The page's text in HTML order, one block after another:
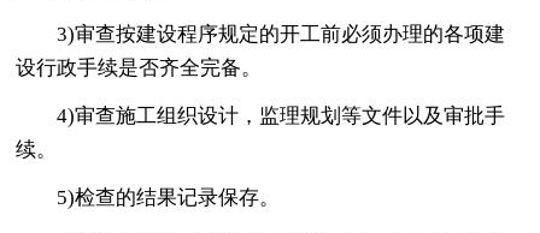
3)审查按建设程序规定的开工前必须办理的各项建
设行政手续是否齐全完备。
4)审查施工组织设计，监理规划等文件以及审批手
续。
5)检查的结果记录保存。